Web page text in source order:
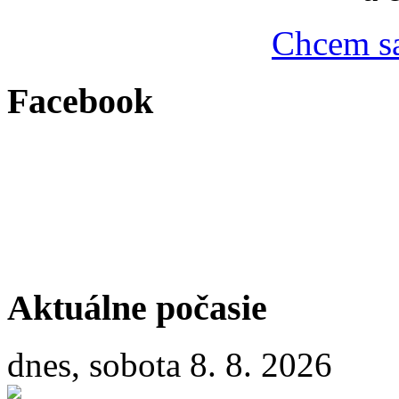
Chcem
Facebook
Aktuálne počasie
dnes, sobota 8. 8. 2026